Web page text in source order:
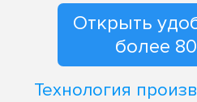
Открыть
более
Технология